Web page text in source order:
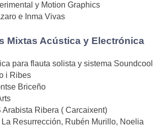
y Motion Graphics
e Inma Vivas
Mixtas Acústica y Electrónica
para flauta solista y sistema Soundcool
i Ribes
Briceño
Ribera ( Carcaixent)
Resurrección, Rubén Murillo, Noelia